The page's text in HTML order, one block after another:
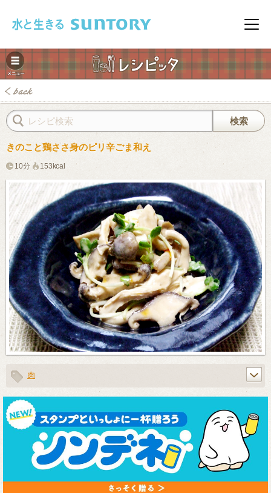
メニ
レシピ
きのこと鶏ささ身のピリ辛ごま和え
10分 153kcal
肉